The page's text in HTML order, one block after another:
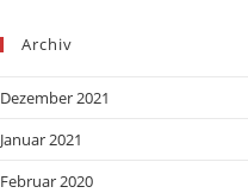
Archiv
Dezember 2021
Januar 2021
Februar 2020